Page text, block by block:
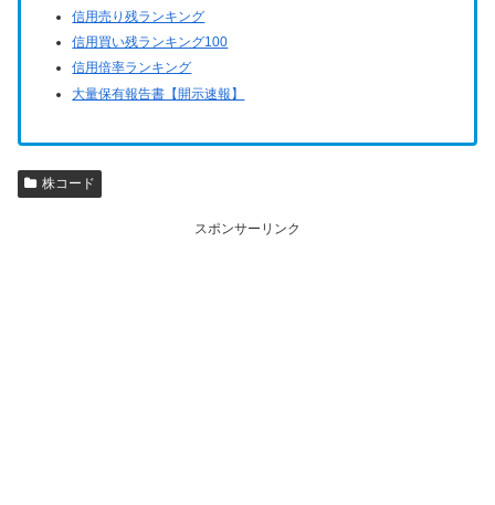
信用売り残ランキング
信用買い残ランキング100
信用倍率ランキング
大量保有報告書【開示速報】
株コード
スポンサーリンク